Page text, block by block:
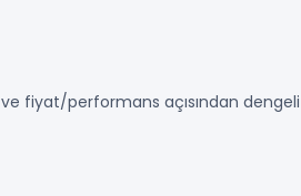
ve fiyat/performans açısından